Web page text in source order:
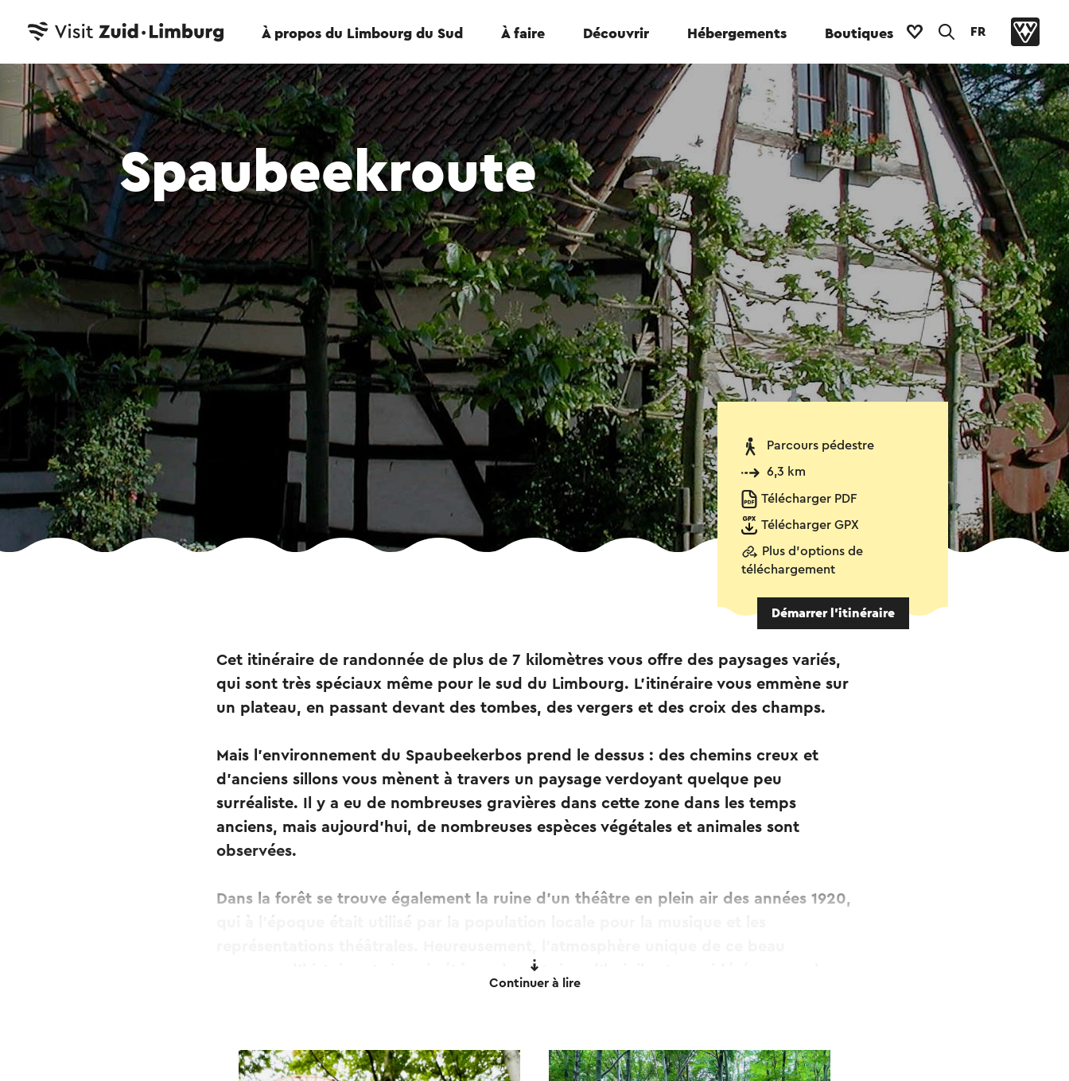
À propos du Limbourg du Sud À faire Découvrir Hébergements Boutiques FR
Spaubeekroute
Parcours pédestre
6,3 km
Télécharger PDF
Télécharger GPX
Plus d'options de
téléchargement
Démarrer l’itinéraire
Cet itinéraire de randonnée de plus de 7 kilomètres vous offre des paysages variés,
qui sont très spéciaux même pour le sud du Limbourg. L'itinéraire vous emmène sur
un plateau, en passant devant des tombes, des vergers et des croix des champs.
Mais l'environnement du Spaubeekerbos prend le dessus : des chemins creux et
d'anciens sillons vous mènent à travers un paysage verdoyant quelque peu
surréaliste. Il y a eu de nombreuses gravières dans cette zone dans les temps
anciens, mais aujourd'hui, de nombreuses espèces végétales et animales sont
observées.
Dans la forêt se trouve également la ruine d'un théâtre en plein air des années 1920,
morceau d'histoire n'a jamais été perdue ! Aujourd'hui, il est considéré comme le
Ce texte a été traduit automatiquement à l'aide d'un service de traduction en ligne.
Continuer à lire